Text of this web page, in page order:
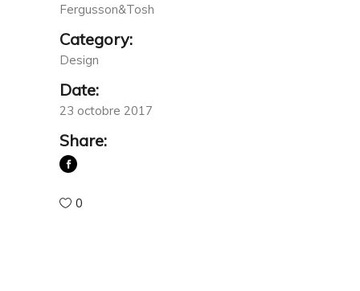
Fergusson&Tosh
Category:
Design
Date:
23 octobre 2017
Share:
0